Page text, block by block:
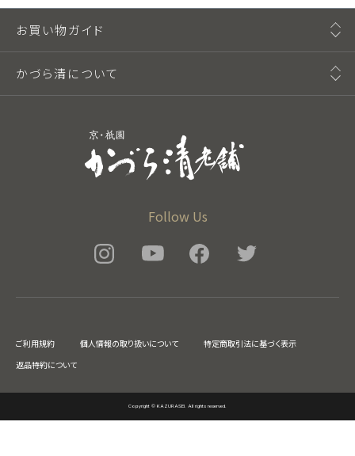
Follow Us
お買い物ガイド
かづら清について
ご利用規約 個人情報の取り扱いについて
特定商取引法に基づく表示
返品特約について
Copyright © KAZURASEI. All rights reserved.